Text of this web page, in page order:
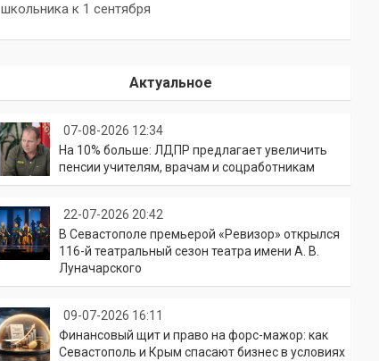
школьника к 1 сентября
Актуальное
07-08-2026 12:34
На 10% больше: ЛДПР предлагает увеличить
пенсии учителям, врачам и соцработникам
22-07-2026 20:42
В Севастополе премьерой «Ревизор» открылся
116-й театральный сезон театра имени А. В.
Луначарского
09-07-2026 16:11
Финансовый щит и право на форс-мажор: как
Севастополь и Крым спасают бизнес в условиях